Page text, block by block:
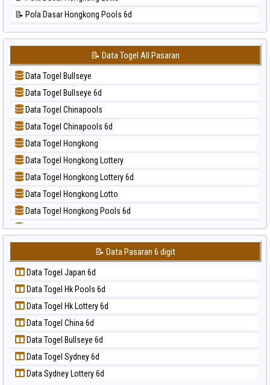
📊 Statistik Sao Paulo
📊 Statistik Singapore
📊 Statistik Sydney
📊 Statistik Sydney Lottery
📊 Statistik Sydney Lottery 6d
📊 Statistik Sydney Lotto
📊 Statistik Sydney Pools 6d
📊 Statistik Taipei
📊 Statistik Taiwan
📝 Pola Dasar Hongkong Pools 6d
📝 Pola Dasar Japan
📝 Pola Dasar Japan 6d
📝 Pola Dasar Korea
📝 Pola Dasar Kuda Lari
📝 Pola Dasar Magnum Cambodia
📝 Pola Dasar Nagoya
📝 Pola Dasar North Carolina Day
📝 Pola Dasar Pcso
📝 Pola Dasar Sao Paulo
📝 Pola Dasar Singapore
📝 Pola Dasar Sydney
📝 Pola Dasar Sydney Lottery
📝 Pola Dasar Sydney Lottery 6d
📝 Pola Dasar Sydney Lotto
📝 Pola Dasar Sydney Pools 6d
📝 Pola Dasar Taipei
📝 Pola Dasar Taiwan
📝 Data Togel All Pasaran
Data Togel Bullseye
Data Togel Bullseye 6d
Data Togel Chinapools
Data Togel Chinapools 6d
Data Togel Hongkong
Data Togel Hongkong Lottery
Data Togel Hongkong Lottery 6d
Data Togel Hongkong Lotto
Data Togel Hongkong Pools 6d
Data Togel Japan
Data Togel Japan 6d
Data Togel Korea
Data Togel Kuda Lari
Data Togel Magnum Cambodia
Data Togel Nagoya
Data Togel North Carolina Day
Data Togel Pcso
Data Togel Sao Paulo
Data Togel Singapore
📝 Data Pasaran 6 digit
Data Togel Japan 6d
Data Togel Hk Pools 6d
Data Togel Hk Lottery 6d
Data Togel China 6d
Data Togel Bullseye 6d
Data Togel Sydney 6d
Data Sydney Lottery 6d